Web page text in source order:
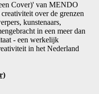
Cover)' van MENDO
over de grenzen
kunstenaars,
in een meer dan
- een werkelijk
in het Nederland